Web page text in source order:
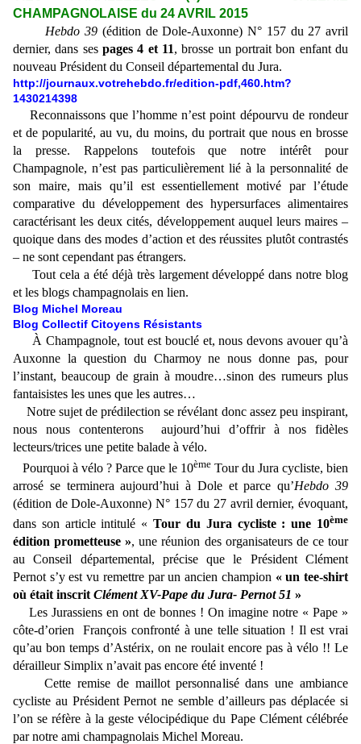
CHAMPAGNOLAISE du 24 AVRIL 2015
Hebdo 39 (édition de Dole-Auxonne) N° 157 du 27 avril
dernier, dans ses pages 4 et 11, brosse un portrait bon enfant du
nouveau Président du Conseil départemental du Jura.
http://journaux.votrehebdo.fr/edition-pdf,460.htm?
1430214398
Reconnaissons que l’homme n’est point dépourvu de rondeur
et de popularité, au vu, du moins, du portrait que nous en brosse
la presse. Rappelons toutefois que notre intérêt pour
Champagnole, n’est pas particulièrement lié à la personnalité de
son maire, mais qu’il est essentiellement motivé par l’étude
comparative du développement des hypersurfaces alimentaires
caractérisant les deux cités, développement auquel leurs maires –
quoique dans des modes d’action et des réussites plutôt contrastés
– ne sont cependant pas étrangers.
Tout cela a été déjà très largement développé dans notre blog
et les blogs champagnolais en lien.
Blog Michel Moreau
Blog Collectif Citoyens Résistants
À Champagnole, tout est bouclé et, nous devons avouer qu’à
Auxonne la question du Charmoy ne nous donne pas, pour
l’instant, beaucoup de grain à moudre…sinon des rumeurs plus
fantaisistes les unes que les autres…
Notre sujet de prédilection se révélant donc assez peu inspirant,
nous nous contenterons aujourd’hui d’offrir à nos fidèles
lecteurs/trices une petite balade à vélo.
Pourquoi à vélo ? Parce que le 10ème Tour du Jura cycliste, bien
arrosé se terminera aujourd’hui à Dole et parce qu’Hebdo 39
(édition de Dole-Auxonne) N° 157 du 27 avril dernier, évoquant,
dans son article intitulé «Tour du Jura cycliste : une 10ème
édition prometteuse », une réunion des organisateurs de ce tour
au Conseil départemental, précise que le Président Clément
Pernot s’y est vu remettre par un ancien champion « un tee-shirt
où était inscrit Clément XV-Pape du Jura- Pernot 51 »
Les Jurassiens en ont de bonnes ! On imagine notre « Pape »
côte-d’orien François confronté à une telle situation ! Il est vrai
qu’au bon temps d’Astérix, on ne roulait encore pas à vélo !! Le
dérailleur Simplix n’avait pas encore été inventé !
Cette remise de maillot personnalisé dans une ambiance
cycliste au Président Pernot ne semble d’ailleurs pas déplacée si
l’on se réfère à la geste vélocipédique du Pape Clément célébrée
par notre ami champagnolais Michel Moreau.